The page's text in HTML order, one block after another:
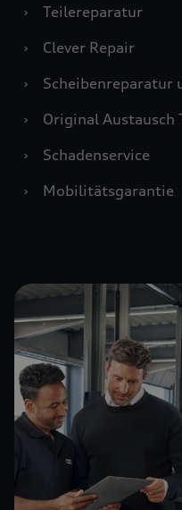
›
Teilereparatur
›
Clever Repair
›
Scheibenreparatur
›
Original Austausch
›
Schadenservice
›
Mobilitätsgarantie